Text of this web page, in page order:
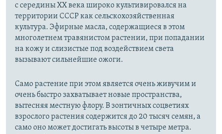
с середины ХХ века широко культивировался на
территории СССР как сельскохозяйственная
культура. Эфирные масла, содержащиеся в этом
многолетнем травянистом растении, при попадании
на кожу и слизистые под воздействием света
вызывают сильнейшие ожоги.
Само растение при этом является очень живучим и
очень быстро захватывает новые пространства,
вытесняя местную флору. В зонтичных соцветиях
взрослого растения содержится до 20 тысяч семян, а
само оно может достигать высоты в четыре метра.